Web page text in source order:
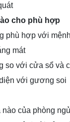
cho phù hợp
phù hợp với
mát
so với cửa sổ và
với gương soi
của phòng